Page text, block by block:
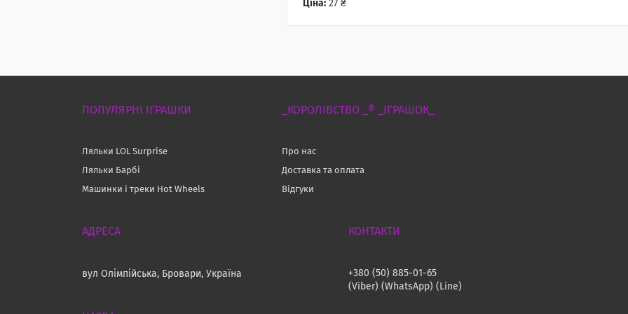
Ціна: 27 ₴
ПОПУЛЯРНІ ІГРАШКИ
Ляльки LOL Surprise
Ляльки Барбі
Машинки і треки Hot Wheels
_КОРОЛІВСТВО _® _ІГРАШОК_
Про нас
Доставка та оплата
Відгуки
вул Олімпійська, Бровари, Україна
+380 (50) 885-01-65
(Viber) (WhatsApp) (Line)